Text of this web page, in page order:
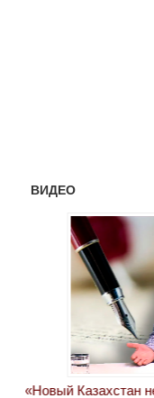
ВИДЕО
«Новый Казахстан